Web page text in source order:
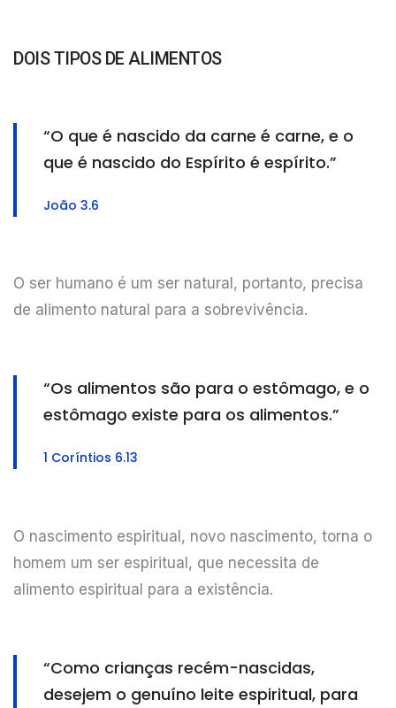
DOIS TIPOS DE ALIMENTOS
“O que é nascido da carne é carne, e o
que é nascido do Espírito é espírito.”
João 3.6
O ser humano é um ser natural, portanto, precisa
de alimento natural para a sobrevivência.
“Os alimentos são para o estômago, e o
estômago existe para os alimentos.”
1 Coríntios 6.13
O nascimento espiritual, novo nascimento, torna o
homem um ser espiritual, que necessita de
alimento espiritual para a existência.
“Como crianças recém-nascidas,
desejem o genuíno leite espiritual, para